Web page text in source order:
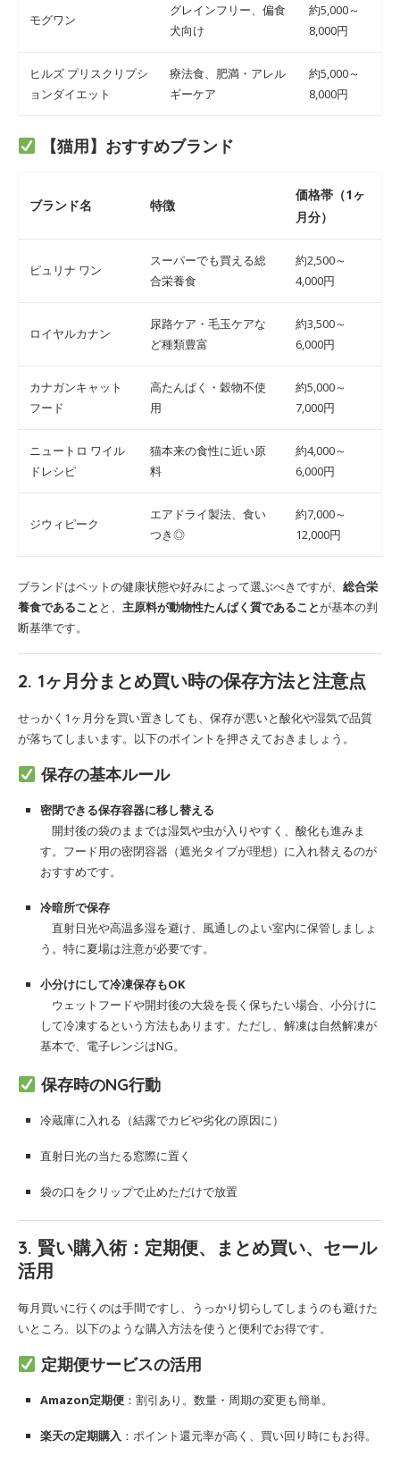
モグワン
グレインフリー、偏食
犬向け
約5,000～
8,000円
ヒルズ プリスクリプシ
ョンダイエット
療法食、肥満・アレル
ギーケア
約5,000～
8,000円
【猫用】おすすめブランド
ブランド名 特徴
価格帯（1ヶ
月分）
ピュリナ ワン
スーパーでも買える総
合栄養食
約2,500～
4,000円
ロイヤルカナン
尿路ケア・毛玉ケアな
ど種類豊富
約3,500～
6,000円
カナガンキャット
フード
高たんぱく・穀物不使
用
約5,000～
7,000円
ニュートロ ワイル
ドレシピ
猫本来の食性に近い原
料
約4,000～
6,000円
ジウィピーク
エアドライ製法、食い
つき◎
約7,000～
12,000円
ブランドはペットの健康状態や好みによって選ぶべきですが、 総合栄
養食であること と、 主原料が動物性たんぱく質であることが基本の判
断基準です。
2. 1ヶ月分まとめ買い時の保存方法と注意点
せっかく1ヶ月分を買い置きしても、保存が悪いと酸化や湿気で品質
が落ちてしまいます。以下のポイントを押さえておきましょう。
保存の基本ルール
密閉できる保存容器に移し替える
開封後の袋のままでは湿気や虫が入りやすく、酸化も進みま
す。フード用の密閉容器（遮光タイプが理想）に入れ替えるのが
おすすめです。
冷暗所で保存
直射日光や高温多湿を避け、風通しのよい室内に保管しましょ
う。特に夏場は注意が必要です。
小分けにして冷凍保存もOK
ウェットフードや開封後の大袋を長く保ちたい場合、小分けに
して冷凍するという方法もあります。ただし、解凍は自然解凍が
基本で、電子レンジはNG。
保存時のNG行動
冷蔵庫に入れる（結露でカビや劣化の原因に）
直射日光の当たる窓際に置く
袋の口をクリップで止めただけで放置
3. 賢い購入術：定期便、まとめ買い、セール
活用
毎月買いに行くのは手間ですし、うっかり切らしてしまうのも避けた
いところ。以下のような購入方法を使うと便利でお得です。
定期便サービスの活用
Amazon定期便 ：割引あり。数量・周期の変更も簡単。
楽天の定期購入 ：ポイント還元率が高く、買い回り時にもお得。